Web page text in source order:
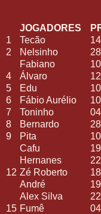
JOGADORES
1
Tecão
2
Nelsinho
Fabiano
4
Álvaro
5
Edu
6
Fábio Aurélio
7
Toninho
8
Bernardo
9
Pita
Cafu
Hernanes
12 Zé Roberto
André
Alex Silva
15 Fumê